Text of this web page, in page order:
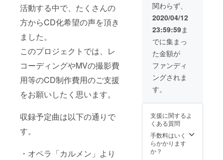
活動する中で、たくさんの
方からCD化希望の声を頂き
ました。
このプロジェクトでは、レ
コーディングやMVの撮影費
用等のCD制作費用のご支援
をお願いしたく思います。
収録予定曲は以下の通りで
す。
・オペラ「カルメン」より
関わらず、
2020/04/12
23:59:59ま
でに集まっ
た金額が
ファンディ
ングされま
す。
支援に関するよ
くある質問
手数料はいく
らかかります
か？